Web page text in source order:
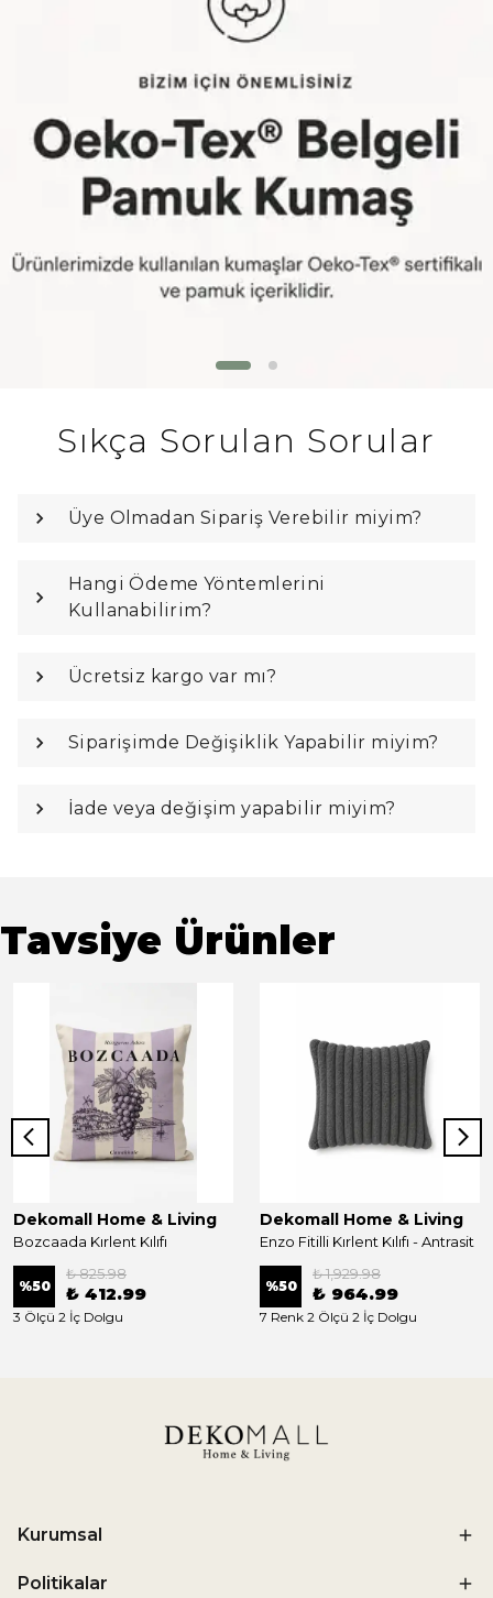
Sıkça Sorulan Sorular
Üye Olmadan Sipariş Verebilir miyim?
Hangi Ödeme Yöntemlerini
Kullanabilirim?
Ücretsiz kargo var mı?
Siparişimde Değişiklik Yapabilir miyim?
İade veya değişim yapabilir miyim?
Tavsiye Ürünler
Dekomall Home & Living
Bozcaada Kırlent Kılıfı
%50
₺ 825.98
₺ 412.99
3 Ölçü 2 İç Dolgu
Dekomall Home & Living
Enzo Fitilli Kırlent Kılıfı - Antrasit
%50
₺ 1,929.98
₺ 964.99
7 Renk 2 Ölçü 2 İç Dolgu
Kurumsal
Politikalar